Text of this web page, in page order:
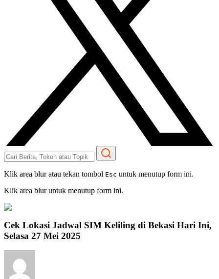
Klik area blur atau tekan tombol Esc untuk menutup form ini.
Klik area blur untuk menutup form ini.
Cek Lokasi Jadwal SIM Keliling di Bekasi Hari Ini,
Selasa 27 Mei 2025